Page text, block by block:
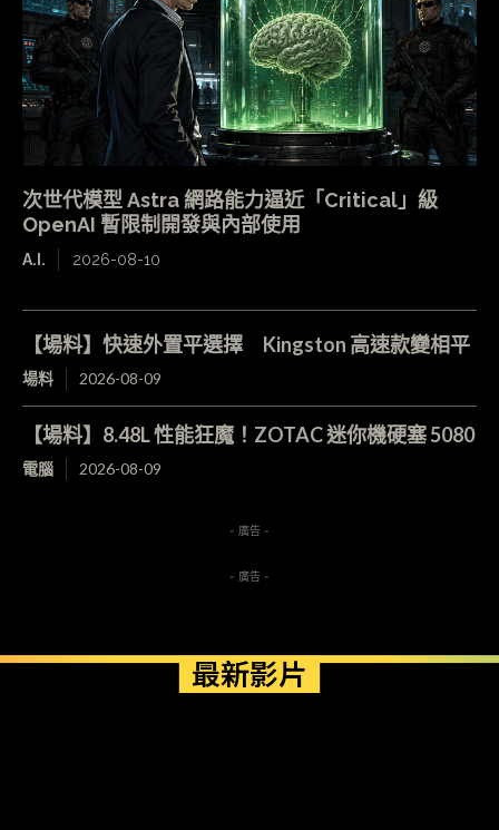
次世代模型 Astra 網路能力逼近「Critical」級
OpenAI 暫限制開發與內部使用
A.I. 2026-08-10
【場料】快速外置平選擇 Kingston 高速款變相平
場料 2026-08-09
【場料】8.48L 性能狂魔！ZOTAC 迷你機硬塞 5080
電腦 2026-08-09
- 廣告 -
- 廣告 -
最新影片